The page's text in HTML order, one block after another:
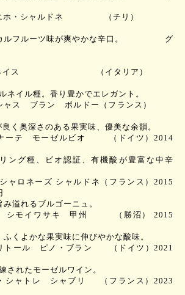
ホ・シャルドネ
（チリ）
フルーツ味が爽やかな辛口。
グ
アルネイス
（イタリア）
ネイル種。香り豊かでエレガント。
ャス ブラン ボルドー
（フランス）
く奥深さのある果実味、優美な余韻。
ナーテ モーゼルビオ
（ドイツ）2014
種、ビオ認証、有機酸が豊富な中辛
ャロネーズ シャルドネ
（フランス）2015
れるブルゴーニュ。
シモイワサキ 甲州
（勝沼）
2015
よかな果実味に伸びやかな酸味。
リトール ピノ・ブラン
（ドイツ） 2021
されたモーゼルワイン。
・シャトレ シャブリ
（フランス）2023